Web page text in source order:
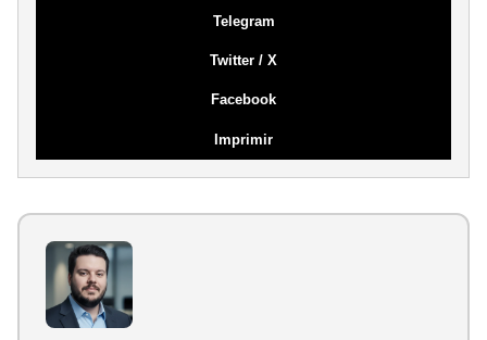
Telegram
Twitter / X
Facebook
Imprimir